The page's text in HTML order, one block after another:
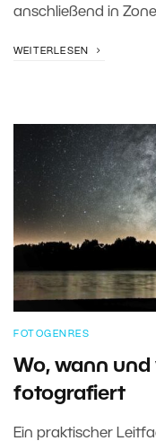
anschließend in
WEITERLESEN
FOTOGENRES
Wo, wann
fotografiert
Ein praktischer